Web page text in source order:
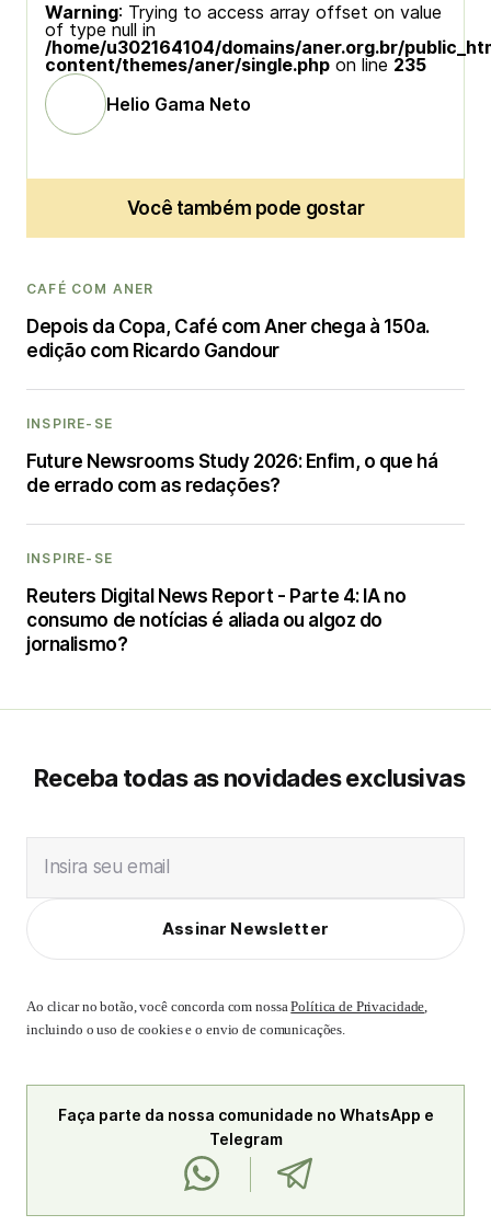
Warning: Trying to access array offset on value
of type null in
/home/u302164104/domains/aner.org.br/
content/themes/aner/single.php on line 235
Helio Gama Neto
Você também pode gostar
CAFÉ COM ANER
Depois da Copa, Café com Aner chega à 150a.
edição com Ricardo Gandour
INSPIRE-SE
Future Newsrooms Study 2026: Enfim, o que há
de errado com as redações?
INSPIRE-SE
Reuters Digital News Report - Parte 4: IA no
consumo de notícias é aliada ou algoz do
jornalismo?
Receba todas as novidades exclusivas
Insira seu email
Assinar Newsletter
Ao clicar no botão, você concorda com nossaPolítica de Privacidade,
incluindo o uso de cookies e o envio de comunicações.
Faça parte da nossa comunidade no WhatsApp e
Telegram